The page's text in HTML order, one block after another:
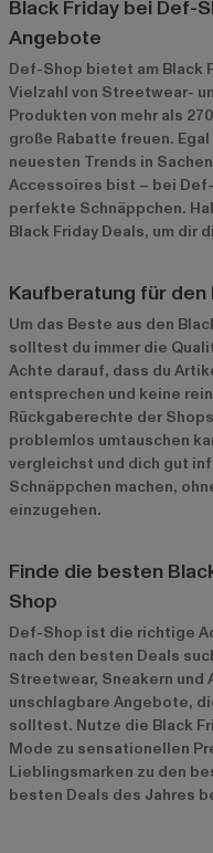
Black Friday bei Def-
Angebote
Def-Shop bietet am Black
Vielzahl von Streetwear-
Produkten von mehr als
große Rabatte freuen.
neuesten Trends in
Accessoires bist – bei
perfekte Schnäppchen.
Black Friday Deals, um dir
Kaufberatung für den
Um das Beste aus den
solltest du immer die
Achte darauf, dass du
entsprechen und keine
Rückgaberechte der
problemlos umtauschen
vergleichst und dich gut
Schnäppchen machen,
einzugehen.
Finde die besten
Shop
Def-Shop ist die richtige
nach den besten Deals
Streetwear, Sneakern
unschlagbare Angebote,
solltest. Nutze die Black
Mode zu sensationellen
Lieblingsmarken zu den
besten Deals des Jahres